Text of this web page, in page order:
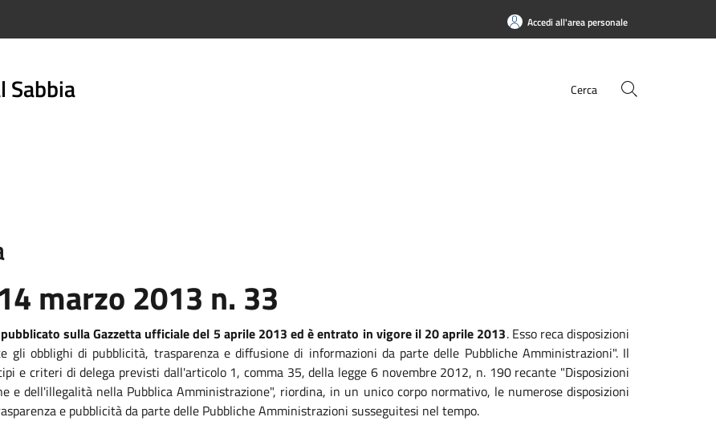
Accedi all'area personale
Sabbia Cerca
marzo 2013 n. 33
pubblicato sulla Gazzetta ufficiale del 5 aprile 2013 ed è entrato in vigore il 20 aprile 2013. Esso reca disposizioni
gli obblighi di pubblicità, trasparenza e diffusione di informazioni da parte delle Pubbliche Amministrazioni". Il
e criteri di delega previsti dall'articolo 1, comma 35, della legge 6 novembre 2012, n. 190 recante "Disposizioni
e dell'illegalità nella Pubblica Amministrazione", riordina, in un unico corpo normativo, le numerose disposizioni
e pubblicità da parte delle Pubbliche Amministrazioni susseguitesi nel tempo.